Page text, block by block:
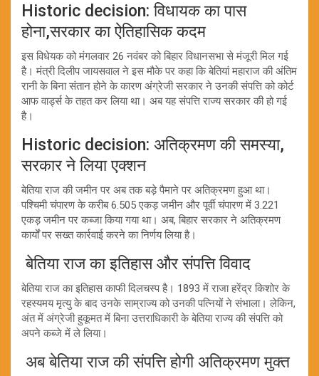
Historic decision: विधायक का पास
होना,सरकार का ऐतिहासिक कदम
इस विधेयक को मंगलवार 26 नवंबर को बिहार विधानसभा से मंजूरी मिल गई
है। मंत्री दिलीप जायसवाल ने इस मौके पर कहा कि बेतियां महाराज की अंतिम
रानी के बिना संतान होने के कारण अंग्रेजी सरकार ने उनकी संपत्ति को कोर्ट
आफ वार्ड्स के तहत कर लिया था। अब यह संपत्ति राज्य सरकार की हो गई
है।
Historic decision: अतिक्रमण की समस्या,
सरकार ने लिया एक्शन
बेतिया राज की जमीन पर अब तक बड़े पैमाने पर अतिक्रमण हुआ था।
पश्चिमी चंपारण के करीब 6.505 एकड़ जमीन और पूर्वी चंपारण में 3.221
एकड़ जमीन पर कब्जा किया गया था। अब, बिहार सरकार ने अतिक्रमण
कार्यों पर सख्त कार्रवाई करने का निर्णय लिया है।
बेतिया राज का इतिहास और संपत्ति विवाद
बेतिया राज का इतिहास काफी दिलचस्प है। 1893 में राजा हरेंद्र किशोर के
रहस्यमय मृत्यु के बाद उनके साम्राज्य को उनकी पत्नियों ने संभाला। लेकिन,
अंत में अंग्रेजी हुकूमत में बिना उत्तराधिकारी के बेतिया राज्य की संपत्ति को
अपने कब्जे में ले लिया।
अब बेतिया राज की संपत्ति होगी अतिक्रमण मुक्त